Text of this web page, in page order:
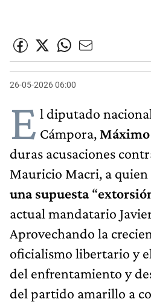
26-05-2026 06:00
E l diputado
Cámpora,
duras acusaciones
Mauricio Macri, a quien
una supuesta“
actual mandatario
Aprovechando la
oficialismo libertario y
del enfrentamiento y
del partido amarillo a